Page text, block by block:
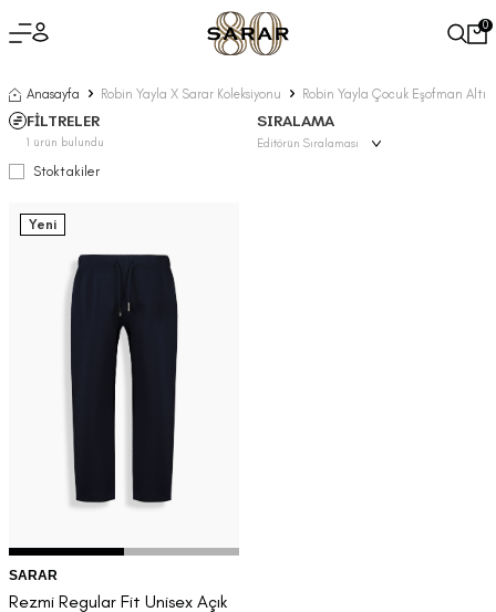
0
Anasayfa Robin Yayla X Sarar Koleksiyonu Robin Yayla Çocuk Eşofman Altı
FİLTRELER
1 ürün bulundu
SIRALAMA
Stoktakiler
Yeni
SARAR
Rezmi Regular Fit Unisex Açık